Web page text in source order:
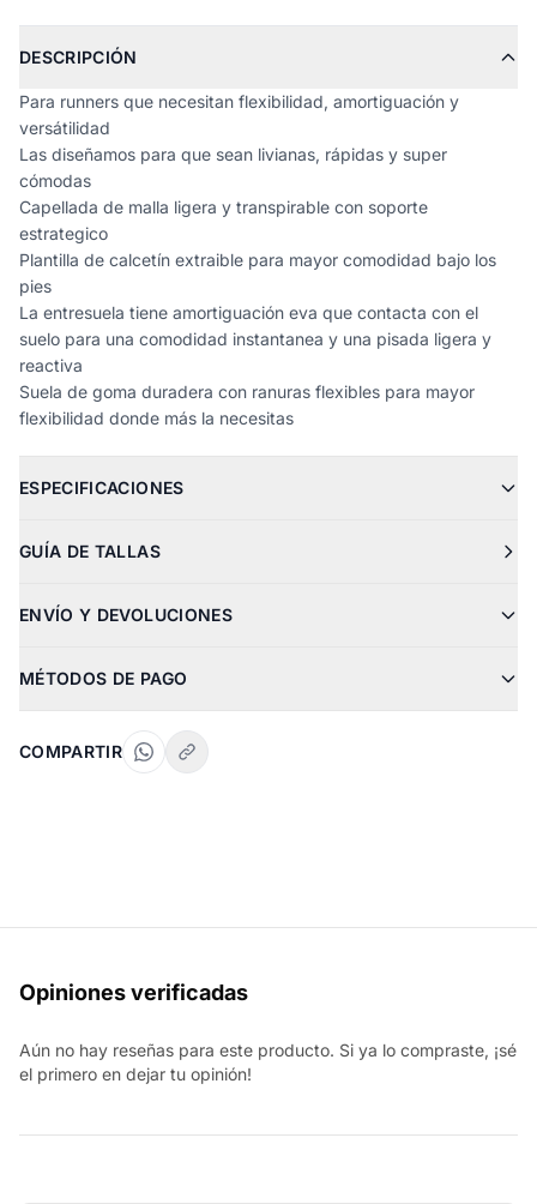
DESCRIPCIÓN
Para runners que necesitan flexibilidad, amortiguación y
versátilidad
Las diseñamos para que sean livianas, rápidas y super
cómodas
Capellada de malla ligera y transpirable con soporte
estrategico
Plantilla de calcetín extraible para mayor comodidad bajo los
pies
La entresuela tiene amortiguación eva que contacta con el
suelo para una comodidad instantanea y una pisada ligera y
reactiva
Suela de goma duradera con ranuras flexibles para mayor
flexibilidad donde más la necesitas
ESPECIFICACIONES
GUÍA DE TALLAS
ENVÍO Y DEVOLUCIONES
MÉTODOS DE PAGO
COMPARTIR
Opiniones verificadas
Aún no hay reseñas para este producto. Si ya lo compraste, ¡sé
el primero en dejar tu opinión!